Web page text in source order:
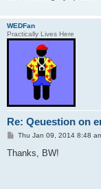
WEDFan
Practically Lives Here
Re: Qeuestion on
P
s
Thu Jan 09, 2014 8:48
Thanks, BW!